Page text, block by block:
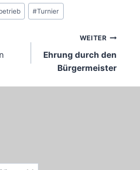
#Turnier
WEITER
Ehrung durch den
Bürgermeister